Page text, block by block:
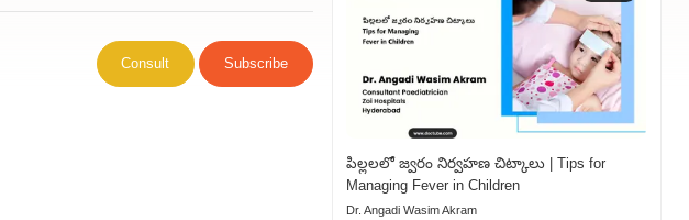
Consult Subscribe
పిల్లలలో జ్వరం నిర్వహణ చిట్కాలు | Tips for
Managing Fever in Children
Dr. Angadi Wasim Akram